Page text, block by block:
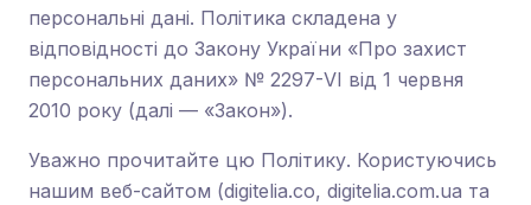
персональні дані. Політика складена у
відповідності до Закону України «Про захист
персональних даних» № 2297-VI від 1 червня
2010 року (далі — «Закон»).
Уважно прочитайте цю Політику. Користуючись
нашим веб-сайтом (digitelia.co, digitelia.com.ua та